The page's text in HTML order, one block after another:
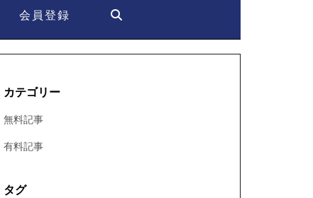
会員登録
カテゴリー
無料記事
有料記事
タグ